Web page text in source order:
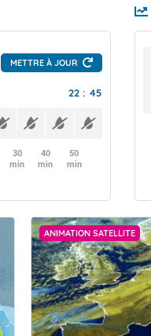
METTRE À JOUR
22 : 45
30
min
40
min
50
min
ANIMATION SATELLITE